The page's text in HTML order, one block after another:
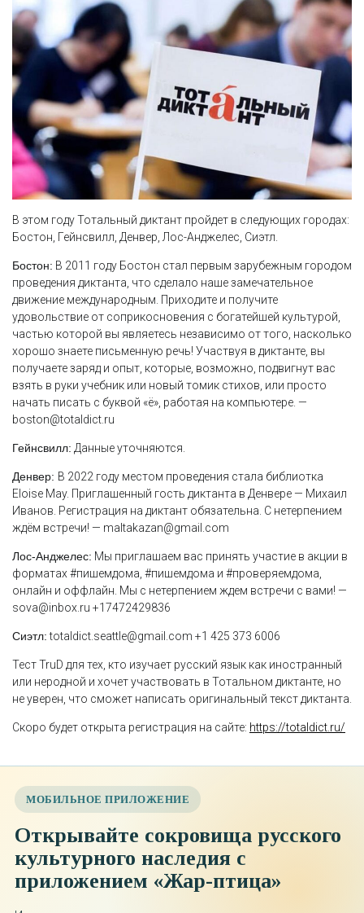
В этом году Тотальный диктант пройдет в следующих городах:
Бостон, Гейнсвилл, Денвер, Лос-Анджелес, Сиэтл.
Бостон: В 2011 году Бостон стал первым зарубежным городом
проведения диктанта, что сделало наше замечательное
движение международным. Приходите и получите
удовольствие от соприкосновения с богатейшей культурой,
частью которой вы являетесь независимо от того, насколько
хорошо знаете письменную речь! Участвуя в диктанте, вы
получаете заряд и опыт, которые, возможно, подвигнут вас
взять в руки учебник или новый томик стихов, или просто
начать писать с буквой «ё», работая на компьютере. —
boston@totaldict.ru
Гейнсвилл: Данные уточняются.
Денвер: В 2022 году местом проведения стала библиотка
Eloise May. Приглашенный гость диктанта в Денвере — Михаил
Иванов. Регистрация на диктант обязательна. C нетерпением
ждём встречи! — maltakazan@gmail.com
Лос-Анджелес: Мы приглашаем вас принять участие в акции в
форматах #пишемдома, #пишемдома и #проверяемдома,
онлайн и оффлайн. Мы с нетерпением ждем встречи с вами! —
sova@inbox.ru +17472429836
Сиэтл:totaldict.seattle@gmail.com +1 425 373 6006
Тест TruD для тех, кто изучает русский язык как иностранный
или неродной и хочет участвовать в Тотальном диктанте, но
не уверен, что сможет написать оригинальный текст диктанта.
Скоро будет открыта регистрация на сайте: https://totaldict.ru/
МОБИЛЬНОЕ ПРИЛОЖЕНИЕ
Открывайте сокровища русского
культурного наследия с
приложением «Жар-птица»